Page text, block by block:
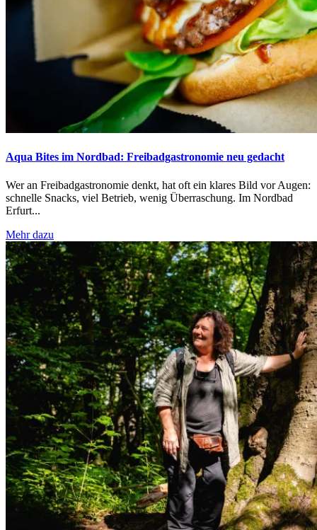
Aqua Bites im Nordbad: Freibadgastronomie neu gedacht
Wer an Freibadgastronomie denkt, hat oft ein klares Bild vor Augen:
schnelle Snacks, viel Betrieb, wenig Überraschung. Im Nordbad
Erfurt...
Mehr dazu